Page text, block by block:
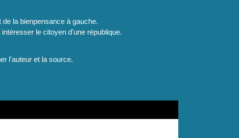
la bienpensance à gauche.
le citoyen d'une république.
l'auteur et la source.